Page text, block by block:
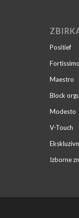
Positief
Fortissimo
Maestro
Block
Modesto
V-Touch
Izborne